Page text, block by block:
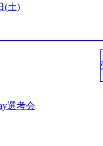
内スカウトや社内公
内装8億円超のかっこ
ランキング受賞歴多
の自由度が高く、赤字
面でのコミュニケーシ
日(土) 10:00～最長
の流れ 受付 → 会社説
るグローバル化」「
はKDDIと合弁会社「
ス技術で新たなイノ
に行う 採用資料
document-2/
careers-blog) 江川社
articles/-/
(土)
選考会